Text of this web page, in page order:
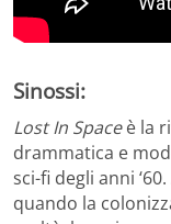
Sinossi:
Lost In Spaceè la
drammatica e
sci-fi degli anni
quando la